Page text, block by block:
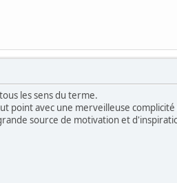
les sens du terme.
point avec une merveilleuse
source de motivation et